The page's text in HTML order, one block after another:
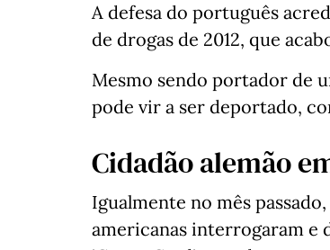
A defesa do português
de drogas de 2012, que
Mesmo sendo portador de
pode vir a ser deportado,
Cidadão alemão
Igualmente no mês
americanas interrogaram e